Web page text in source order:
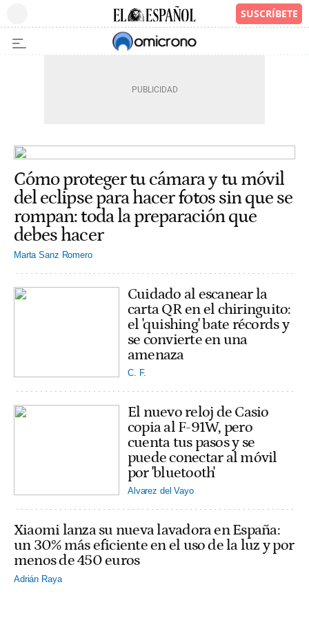
Cómo proteger tu cámara y tu móvil
del eclipse para hacer fotos sin que se
rompan: toda la preparación que
debes hacer
Marta Sanz Romero
Cuidado al escanear la
carta QR en el chiringuito:
el 'quishing' bate récords y
se convierte en una
amenaza
C. F.
El nuevo reloj de Casio
copia al F-91W, pero
cuenta tus pasos y se
puede conectar al móvil
por 'bluetooth'
Alvarez del Vayo
Xiaomi lanza su nueva lavadora en España:
un 30% más eficiente en el uso de la luz y por
menos de 450 euros
Adrián Raya